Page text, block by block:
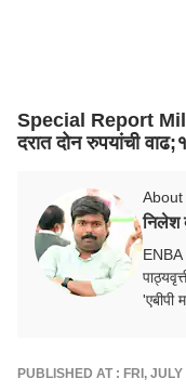
Special Report
दरात दोन रुपयांची
निलेश
'एबीपी
PUBLISHED AT : FRI,